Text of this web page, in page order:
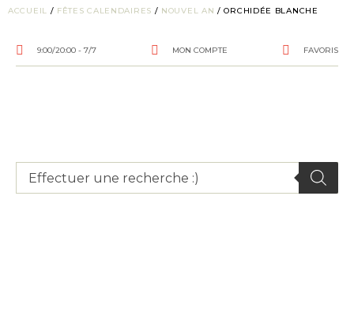
ACCUEIL / FÊTES CALENDAIRES / NOUVEL AN / ORCHIDÉE BLANCHE
9:00/20:00 - 7/7 MON COMPTE FAVORIS